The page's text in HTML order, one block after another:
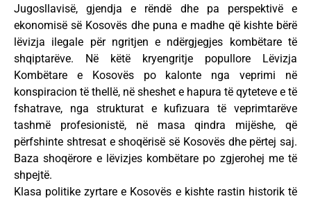
Jugosllavisë, gjendja e rëndë dhe pa perspektivë e
ekonomisë së Kosovës dhe puna e madhe që kishte bërë
lëvizja ilegale për ngritjen e ndërgjegjes kombëtare të
shqiptarëve. Në këtë kryengritje popullore Lëvizja
Kombëtare e Kosovës po kalonte nga veprimi në
konspiracion të thellë, në sheshet e hapura të qyteteve e të
fshatrave, nga strukturat e kufizuara të veprimtarëve
tashmë profesionistë, në masa qindra mijëshe, që
përfshinte shtresat e shoqërisë së Kosovës dhe përtej saj.
Baza shoqërore e lëvizjes kombëtare po zgjerohej me të
shpejtë.
Klasa politike zyrtare e Kosovës e kishte rastin historik të